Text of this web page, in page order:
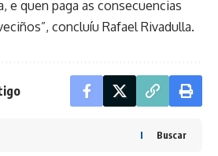
e quen paga as consecuencias
concluíu Rafael Rivadulla.
Buscar